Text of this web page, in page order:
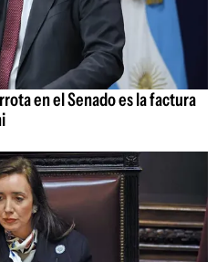
en el Senado es la factura